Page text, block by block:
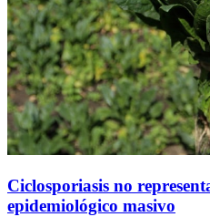
Ciclosporiasis no
epidemiológico masivo